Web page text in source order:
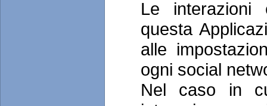
Le interazioni
questa
alle
ogni social
Nel caso in